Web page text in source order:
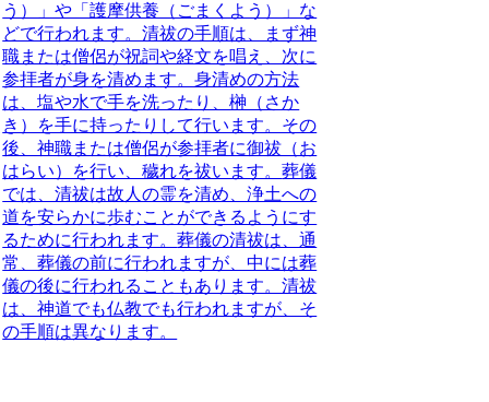
う）」や「護摩供養（ごまくよう）」な
どで行われます。清祓の手順は、まず神
職または僧侶が祝詞や経文を唱え、次に
参拝者が身を清めます。身清めの方法
は、塩や水で手を洗ったり、榊（さか
き）を手に持ったりして行います。その
後、神職または僧侶が参拝者に御祓（お
はらい）を行い、穢れを祓います。葬儀
では、清祓は故人の霊を清め、浄土への
道を安らかに歩むことができるようにす
るために行われます。葬儀の清祓は、通
常、葬儀の前に行われますが、中には葬
儀の後に行われることもあります。清祓
は、神道でも仏教でも行われますが、そ
の手順は異なります。